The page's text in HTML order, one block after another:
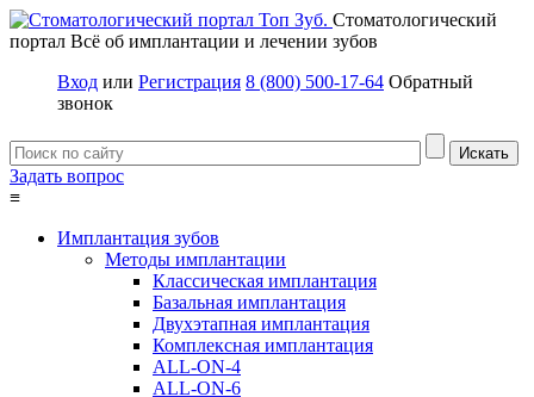
Стоматологический
портал Всё об имплантации и лечении зубов
Вход или Регистрация 8 (800) 500-17-64 Обратный
звонок
Задать вопрос
≡
Имплантация зубов
Методы имплантации
Классическая имплантация
Базальная имплантация
Двухэтапная имплантация
Комплексная имплантация
ALL-ON-4
ALL-ON-6